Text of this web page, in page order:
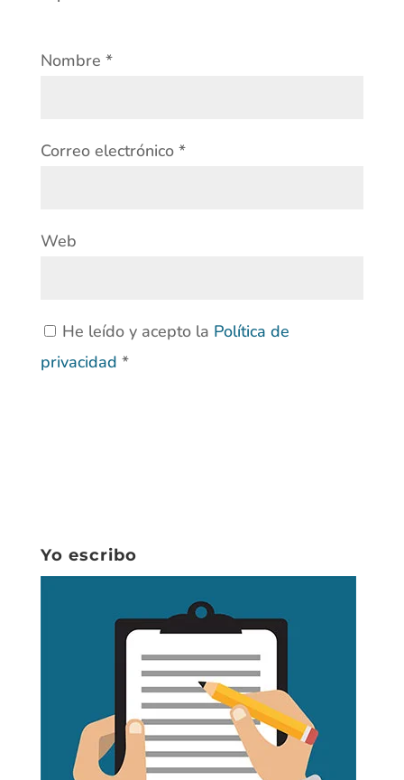
Nombre *
Correo electrónico *
Web
He leído y acepto la Política de
privacidad *
Yo escribo